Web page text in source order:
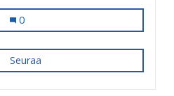
Jukka Jalosen puisto pienten
0
Seuraa